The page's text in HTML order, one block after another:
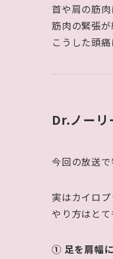
首や肩の筋肉
筋肉の緊張
こうした頭
Dr.ノーリ
今回の放送
実はカイロ
やり方はとて
① 足を肩幅